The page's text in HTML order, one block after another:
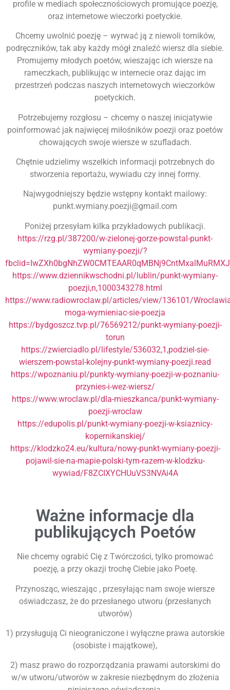
profile w mediach społecznościowych promujące poezję,
oraz internetowe wieczorki poetyckie.
Chcemy uwolnić poezję – wyrwać ją z niewoli tomików,
podręczników, tak aby każdy mógł znaleźć wiersz dla siebie.
Promujemy młodych poetów, wieszając ich wiersze na
rameczkach, publikując w internecie oraz dając im
przestrzeń podczas naszych internetowych wieczorków
poetyckich.
Potrzebujemy rozgłosu – chcemy o naszej inicjatywie
poinformować jak najwięcej miłośników poezji oraz poetów
chowających swoje wiersze w szufladach.
Chętnie udzielimy wszelkich informacji potrzebnych do
stworzenia reportażu, wywiadu czy innej formy.
Najwygodniejszy będzie wstępny kontakt mailowy:
punkt.wymiany.poezji@gmail.com
Poniżej przesyłam kilka przykładowych publikacji.
https://rzg.pl/387200/w-zielonej-gorze-powstal-punkt-
wymiany-poezji/?
https://www.dziennikwschodni.pl/lublin/punkt-wymiany-
poezji,n,1000343278.html
https://www.radiowroclaw.pl/articles/view/136101/
moga-wymieniac-sie-poezja
https://bydgoszcz.tvp.pl/76569212/punkt-wymiany-poezji-
torun
https://zwierciadlo.pl/lifestyle/536032,1,podziel-sie-
wierszem-powstal-kolejny-punkt-wymiany-poezji.read
https://wpoznaniu.pl/punkty-wymiany-poezji-w-poznaniu-
przynies-i-wez-wiersz/
https://www.wroclaw.pl/dla-mieszkanca/punkt-wymiany-
poezji-wroclaw
https://edupolis.pl/punkt-wymiany-poezji-w-ksiaznicy-
kopernikanskiej/
https://klodzko24.eu/kultura/nowy-punkt-wymiany-poezji-
pojawil-sie-na-mapie-polski-tym-razem-w-klodzku-
wywiad/F8ZCIXYCHUuVS3NVAi4A
Ważne informacje dla
publikujących Poetów
Nie chcemy ograbić Cię z Twórczości, tylko promować
poezję, a przy okazji trochę Ciebie jako Poetę.
Przynosząc, wieszając , przesyłając nam swoje wiersze
oświadczasz, że do przesłanego utworu (przesłanych
utworów)
1) przysługują Ci nieograniczone i wyłączne prawa autorskie
(osobiste i majątkowe),
2) masz prawo do rozporządzania prawami autorskimi do
w/w utworu/utworów w zakresie niezbędnym do złożenia